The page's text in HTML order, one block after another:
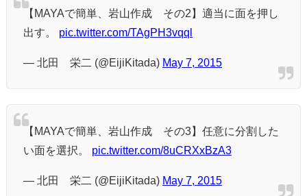
【MAYAで簡単、岩山作成 その2】適当に面を押し
出す。 pic.twitter.com/TAgPH3vqql
— 北田 栄二 (@EijiKitada) May 7, 2015
【MAYAで簡単、岩山作成 その3】任意に分割した
い面を選択。 pic.twitter.com/8uCRXxBzA3
— 北田 栄二 (@EijiKitada) May 7, 2015